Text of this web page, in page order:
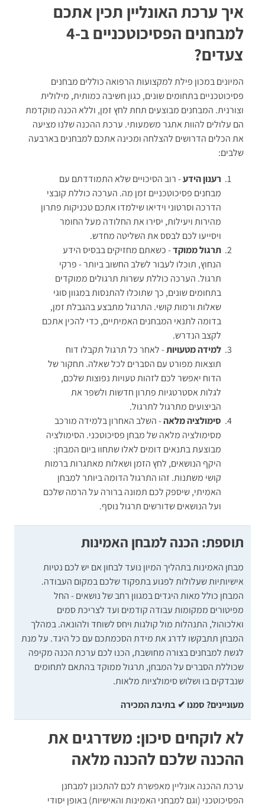
איך ערכת האונליין תכין אתכם
למבחנים הפסיכוטכניים ב-4
צעדים?
המיונים במכון פילת למקצועות הרפואה כוללים מבחנים
פסיכוטכניים בתחומים שונים, כגון חשיבה כמותית, מילולית
וצורנית. המבחנים מבוצעים תחת לחץ זמן, וללא הכנה מוקדמת
הם עלולים להוות אתגר משמעותי. ערכת ההכנה שלנו מציעה
את הכלים הדרושים להצלחה ומכינה אתכם למבחנים בארבעה
שלבים:
רענון הידע- רוב הסיכויים שלא התמודדתם עם
מבחנים פסיכוטכניים זמן מה. הערכה כוללת קובצי
הדרכה וסרטוני וידיאו שילמדו אתכם טכניקות פתרון
מהירות ויעילות, יסירו את החלודה מעל החומר
ויסייעו לכם לבסס את השליטה מחדש.
תרגול ממוקד- כשאתם מחזיקים בבסיס הידע
הנחוץ, תוכלו לעבור לשלב החשוב ביותר - פרקי
תרגול. הערכה כוללת עשרות תרגולים ממוקדים
בתחומים שונים, כך שתוכלו להתנסות במגוון סוגי
שאלות ורמות קושי. התרגול מתבצע בהגבלת זמן,
בדומה לתנאי המבחנים האמיתיים, כדי להכין אתכם
לקצב הנדרש.
למידה מטעויות- לאחר כל תרגול תקבלו דוח
תוצאות מפורט עם הסברים לכל שאלה. תחקור של
הדוח יאפשר לכם לזהות טעויות נפוצות שלכם,
לגלות אסטרטגיות פתרון חדשות ולשפר את
הביצועים מתרגול לתרגול.
סימולציה מלאה- השלב האחרון בלמידה מורכב
מסימולציה מלאה של מבחן פסיכוטכני. הסימולציה
מבוצעת בתנאים דומים לאלו שתחוו ביום המבחן:
היקף הנושאים, לחץ הזמן ושאלות מאתגרות ברמות
קושי משתנות. זהו התרגול הדומה ביותר למבחן
האמיתי, שיספק לכם תמונה ברורה על הרמה שלכם
ועל הנושאים שדורשים תרגול נוסף.
תוספת: הכנה למבחן האמינות
מבחן האמינות בתהליך המיון נועד לבחון אם יש לכם נטיות
אישיותיות שעלולות לפגוע בתפקוד שלכם במקום העבודה.
המבחן כולל מאות היגדים במגוון רחב של נושאים - החל
מפיטורים ממקומות עבודה קודמים ועד לצריכת סמים
ואלכוהול, התנהלות מול קולגות ויחס לשוחד ולהונאה. במהלך
המבחן תתבקשו לדרג את מידת הסכמתכם עם כל היגד. על מנת
לגשת למבחנים בצורה מחושבת, הכנו לכם ערכת הכנה מקיפה
שכוללת הסברים על המבחן, תרגול ממוקד בהתאם לתחומים
שנבדקים בו ושלוש סימולציות מלאות.
מעוניינים? סמנו ✔ בתיבת המכירה
לא לוקחים סיכון: משדרגים את
ההכנה שלכם להכנה מלאה
ערכת ההכנה אונליין מאפשרת לכם להתכונן למבחנן
הפסיכוטכני (וגם למבחני האמינות והאישיות) באופן יסודי